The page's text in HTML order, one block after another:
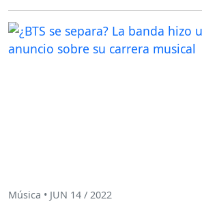
Música • JUN 14 / 2022